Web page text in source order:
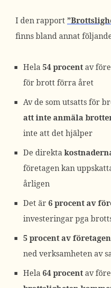
I den rapport
finns bland annat
Hela54 procentav
för brott förra året
Av de som utsatts för
att inte anmäla
inte att det hjälper
De direkta
företagen kan
årligen
Det är6 procent av
investeringar pga
5 procent av företagen
ned verksamheten av
Hela64 procentav